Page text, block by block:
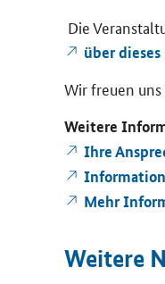
Die
über
Wir freu­en uns
Wei­te­re
Ihre
Mehr
Wei­te­re